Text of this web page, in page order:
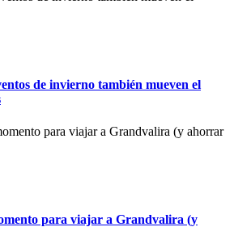
de invierno también mueven el
para viajar a Grandvalira (y